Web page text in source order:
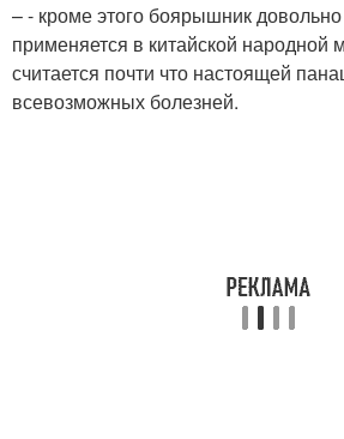
– - кроме этого боярышник
применяется в китайской народной
считается почти что настоящей
всевозможных болезней.